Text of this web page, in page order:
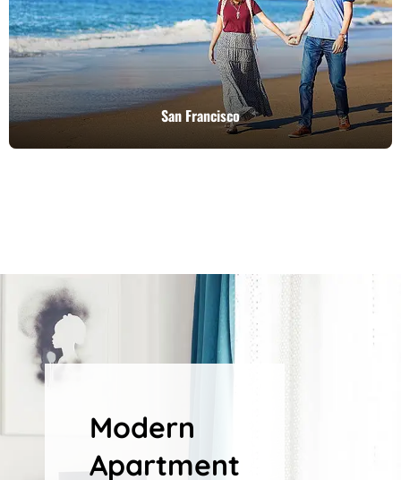
San Francisco
Modern
Apartment